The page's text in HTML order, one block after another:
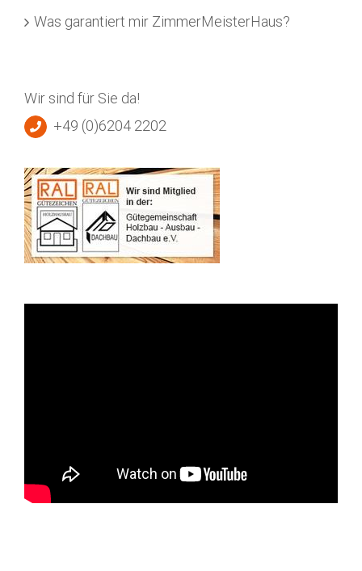
Was garantiert mir ZimmerMeisterHaus?
Wir sind für Sie da!
+49 (0)6204 2202